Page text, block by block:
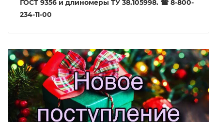
ГОСТ 9356 и длиномеры ТУ 38.105998. ☎ 8-800-
234-11-00